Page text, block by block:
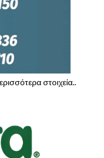
στοιχεία..